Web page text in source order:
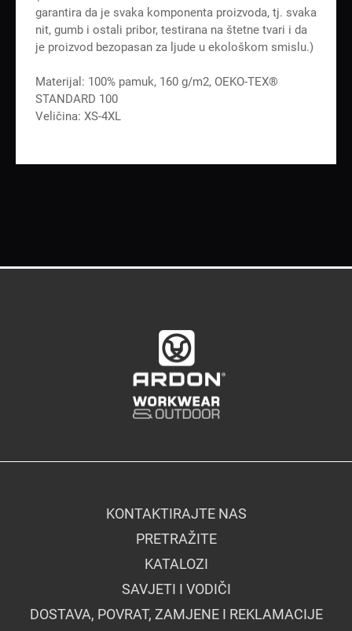
garantira da je svaka komponenta proizvoda, tj. svaka
nit, gumb i ostali pribor, testirana na štetne tvari i da
je proizvod bezopasan za ljude u ekološkom smislu.)
Materijal: 100% pamuk, 160 g/m2, OEKO-TEX®
STANDARD 100
Veličina: XS-4XL
KONTAKTIRAJTE NAS
PRETRAŽITE
KATALOZI
SAVJETI I VODIČI
DOSTAVA, POVRAT, ZAMJENE I REKLAMACIJE